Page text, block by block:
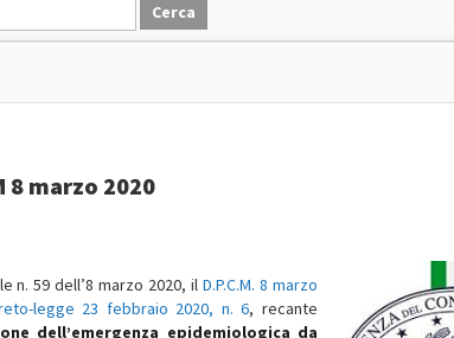
8 marzo 2020
n. 59 dell’8 marzo 2020, ilD.P.C.M. 8 marzo
legge 23 febbraio 2020, n. 6, recante
dell’emergenza epidemiologica da